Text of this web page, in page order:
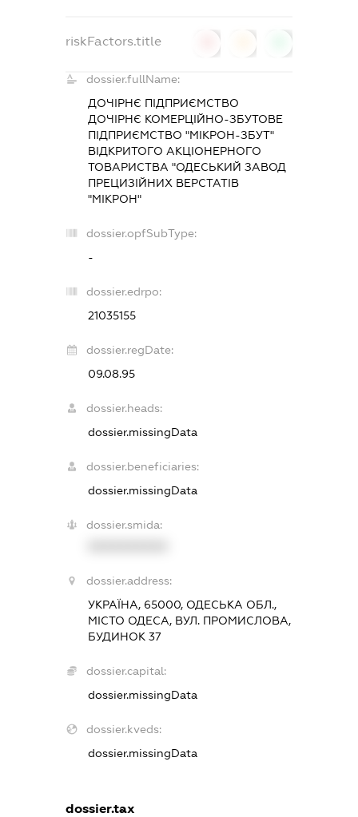
riskFactors.title
dossier.fullName:
ДОЧІРНЄ ПІДПРИЄМСТВО
ДОЧІРНЄ КОМЕРЦІЙНО-ЗБУТОВЕ
ПІДПРИЄМСТВО "МІКРОН-ЗБУТ"
ВІДКРИТОГО АКЦІОНЕРНОГО
ТОВАРИСТВА "ОДЕСЬКИЙ ЗАВОД
ПРЕЦИЗІЙНИХ ВЕРСТАТІВ
"МІКРОН"
dossier.opfSubType:
-
dossier.edrpo:
21035155
dossier.regDate:
09.08.95
dossier.heads:
dossier.missingData
dossier.beneficiaries:
dossier.missingData
dossier.smida:
dossier.address:
УКРАЇНА, 65000, ОДЕСЬКА ОБЛ.,
МІСТО ОДЕСА, ВУЛ. ПРОМИСЛОВА,
БУДИНОК 37
dossier.capital:
dossier.missingData
dossier.kveds:
dossier.missingData
dossier.tax